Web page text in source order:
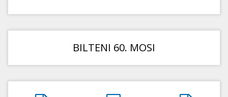
BILTENI 60. MOSI